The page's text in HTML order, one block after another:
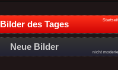
Bilder des Tages
Neue Bilder
nicht